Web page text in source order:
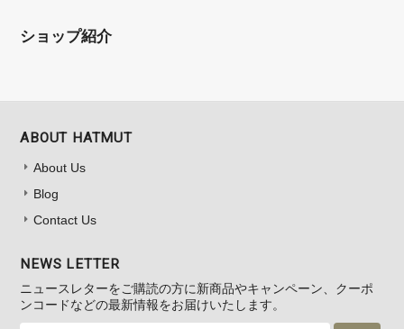
ショップ紹介
ABOUT HATMUT
About Us
Blog
Contact Us
NEWS LETTER
ニュースレターをご購読の方に新商品やキャンペーン、クーポ
ンコードなどの最新情報をお届けいたします。